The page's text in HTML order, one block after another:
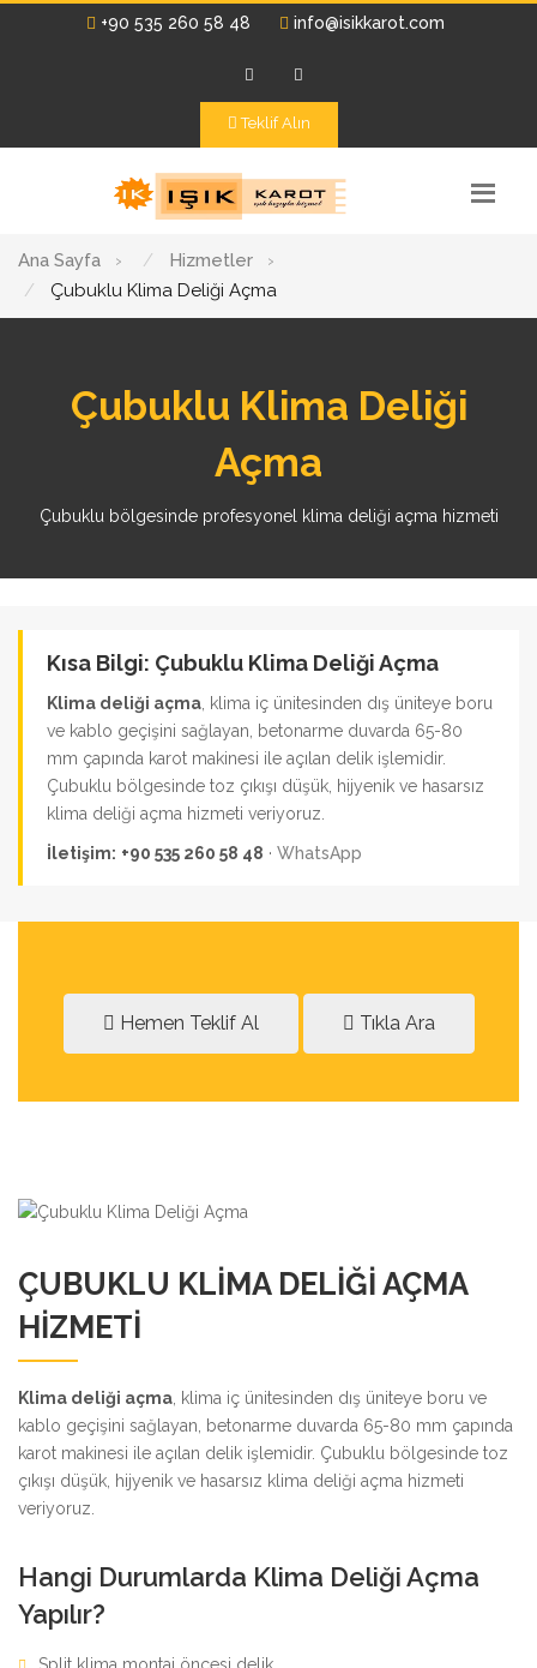
+90 535 260 58 48 info@isikkarot.com
Teklif Alın
Ana Sayfa › Hizmetler
›
Çubuklu Klima Deliği Açma
Çubuklu Klima Deliği
Açma
Çubuklu bölgesinde profesyonel klima deliği açma hizmeti
Kısa Bilgi: Çubuklu Klima Deliği Açma
Klima deliği açma , klima iç ünitesinden dış üniteye boru
ve kablo geçişini sağlayan, betonarme duvarda 65-80
mm çapında karot makinesi ile açılan delik işlemidir.
Çubuklu bölgesinde toz çıkışı düşük, hijyenik ve hasarsız
klima deliği açma hizmeti veriyoruz.
İletişim: +90 535 260 58 48 · WhatsApp
Hemen Teklif Al Tıkla Ara
ÇUBUKLU KLIMA DELIĞI AÇMA
HIZMETI
Klima deliği açma , klima iç ünitesinden dış üniteye boru ve
kablo geçişini sağlayan, betonarme duvarda 65-80 mm çapında
karot makinesi ile açılan delik işlemidir. Çubuklu bölgesinde toz
çıkışı düşük, hijyenik ve hasarsız klima deliği açma hizmeti
veriyoruz.
Hangi Durumlarda Klima Deliği Açma
Yapılır?